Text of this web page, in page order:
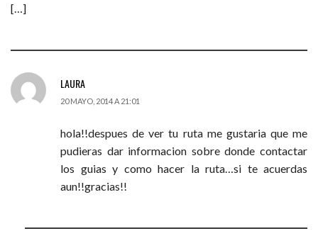
[…]
LAURA
20 MAYO, 2014 A 21:01
hola!!despues de ver tu ruta me gustaria que me
pudieras dar informacion sobre donde contactar
los guias y como hacer la ruta…si te acuerdas
aun!!gracias!!